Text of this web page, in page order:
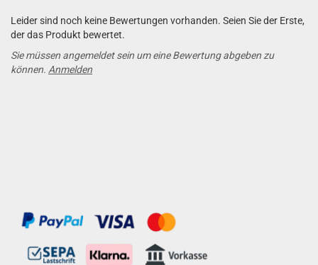
Leider sind noch keine Bewertungen vorhanden. Seien Sie der Erste,
der das Produkt bewertet.
Sie müssen angemeldet sein um eine Bewertung abgeben zu
können. Anmelden